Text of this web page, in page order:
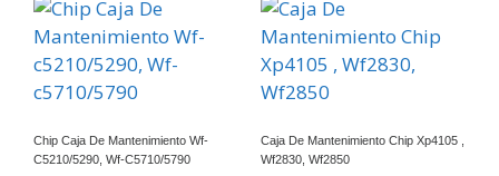
Chip Caja De Mantenimiento Wf-
C5210/5290, Wf-C5710/5790
Caja De Mantenimiento Chip Xp4105 ,
Wf2830, Wf2850